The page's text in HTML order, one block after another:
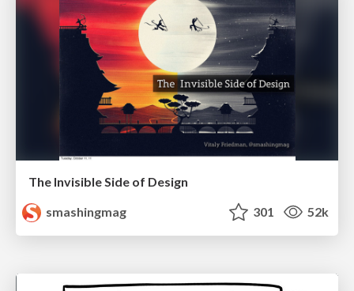
The Invisible Side of Design
smashingmag
301 52k